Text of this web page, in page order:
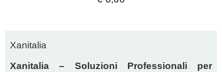
Xanitalia
Xanitalia – Soluzioni Professionali per